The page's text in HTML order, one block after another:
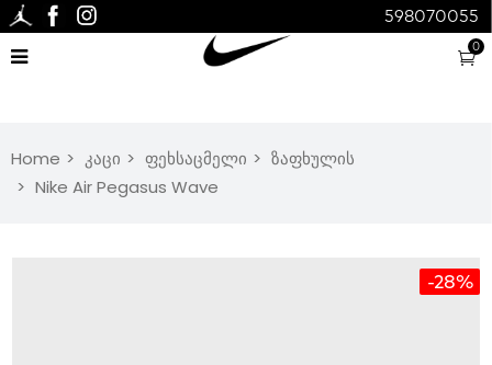
0
598070055
Home კაცი ფეხსაცმელი
ზაფხულის
Nike Air Pegasus Wave
-28%